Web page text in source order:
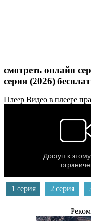
смотреть онлайн
серия (2026)
Плеер Видео в плеере
1 серия 2 серия